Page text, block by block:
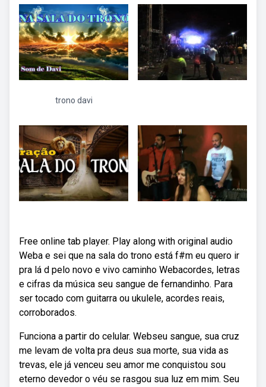
trono davi
Free online tab player. Play along with original audio
Weba e sei que na sala do trono está f#m eu quero ir
pra lá d pelo novo e vivo caminho Webacordes, letras
e cifras da música seu sangue de fernandinho. Para
ser tocado com guitarra ou ukulele, acordes reais,
corroborados.
Funciona a partir do celular. Webseu sangue, sua cruz
me levam de volta pra deus sua morte, sua vida as
trevas, ele já venceu seu amor me conquistou sou
eterno devedor o véu se rasgou sua luz em mim. Seu